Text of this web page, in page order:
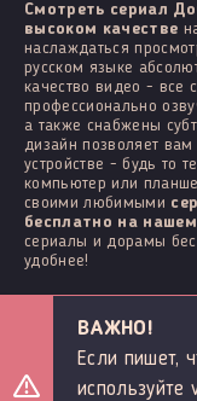
Смотреть сериал
высоком качестве
наслаждаться
русском языке
качество видео - все
профессионально
а также снабжены
дизайн позволяет
устройстве - будь то
компьютер или
своими любимыми
бесплатно на
сериалы и дорамы
удобнее!
ВАЖНО!
Если пишет,